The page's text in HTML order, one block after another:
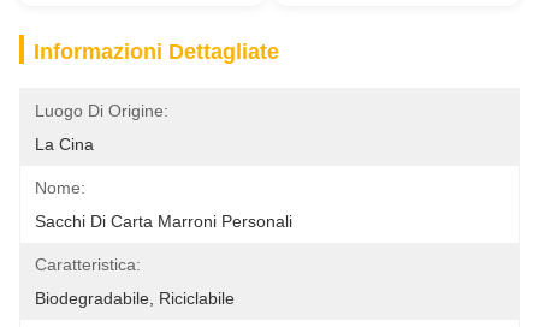
Informazioni Dettagliate
Luogo Di Origine:
La Cina
Nome:
Sacchi Di Carta Marroni Personali
Caratteristica:
Biodegradabile, Riciclabile